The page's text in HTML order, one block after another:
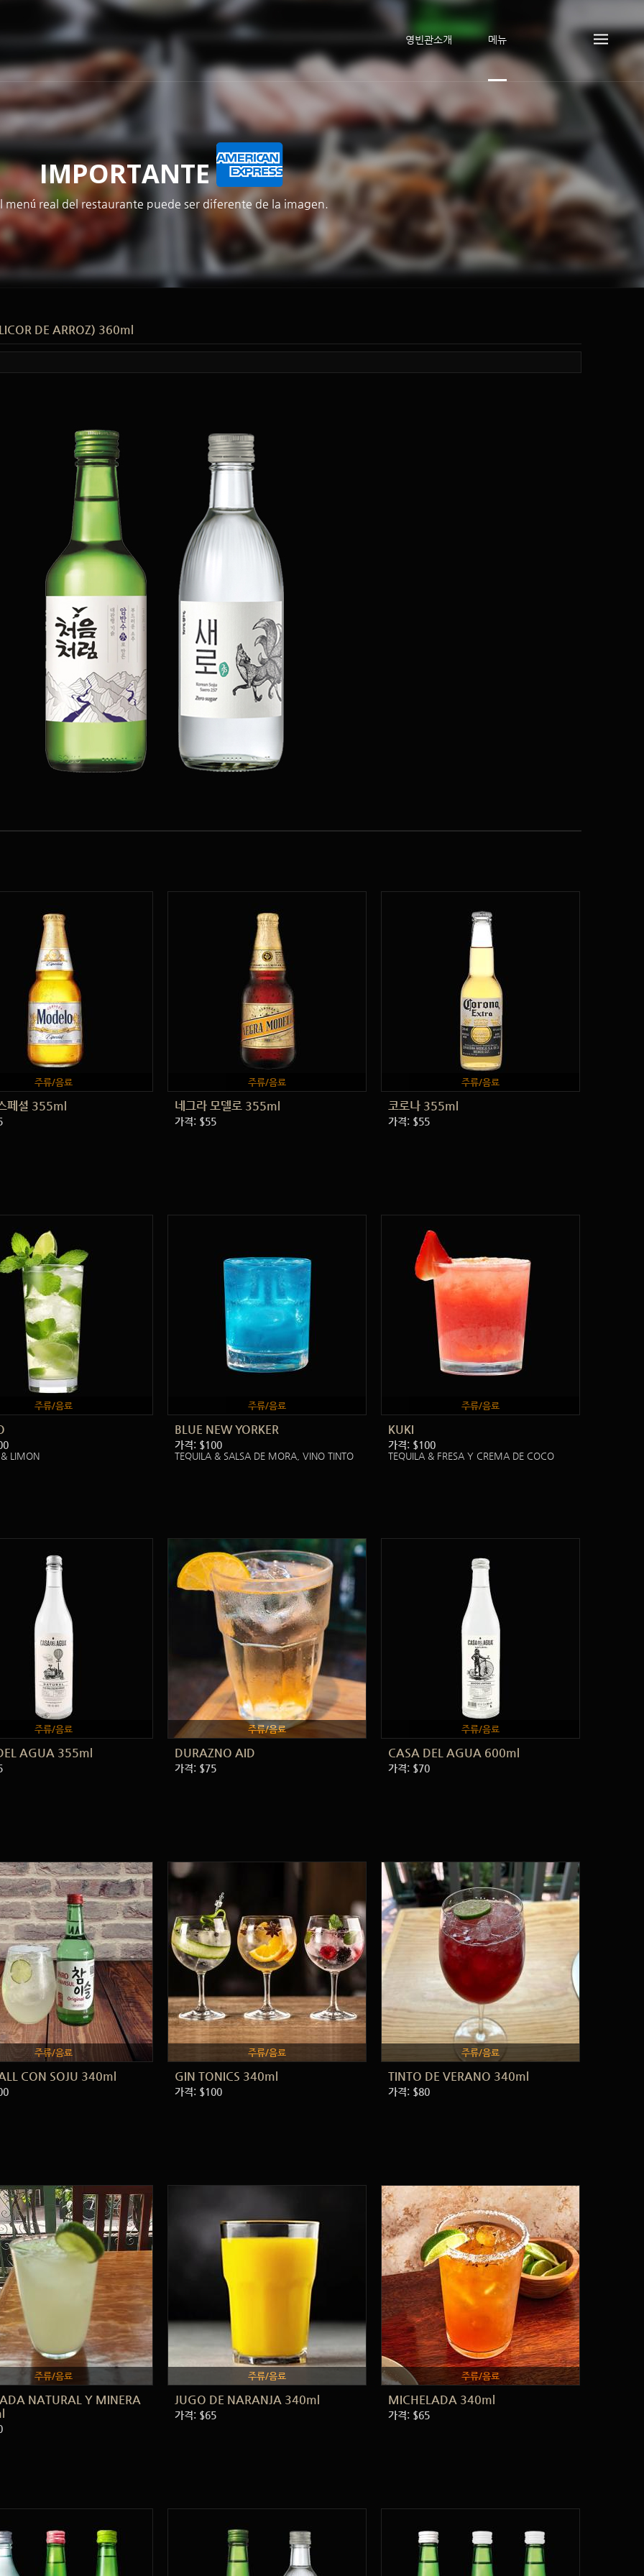
메뉴 건너뛰기
영빈관소개 메뉴
IMPORTANTE
menú real del restaurante puede ser diferente de la imagen.
DE ARROZ) 360ml
주류/음료
페셜 355ml
주류/음료
네그라 모델로 355ml
가격: $55
주류/음료
코로나 355ml
가격: $55
주류/음료
& LIMON
주류/음료
BLUE NEW YORKER
가격: $100
TEQUILA & SALSA DE MORA, VINO TINTO
주류/음료
KUKI
가격: $100
TEQUILA & FRESA Y CREMA DE COCO
주류/음료
AGUA 355ml
주류/음료
DURAZNO AID
가격: $75
주류/음료
CASA DEL AGUA 600ml
가격: $70
주류/음료
CON SOJU 340ml
주류/음료
GIN TONICS 340ml
가격: $100
주류/음료
TINTO DE VERANO 340ml
가격: $80
주류/음료
NATURAL Y MINERA
주류/음료
JUGO DE NARANJA 340ml
가격: $65
주류/음료
MICHELADA 340ml
가격: $65